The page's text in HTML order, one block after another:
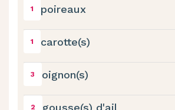
1 poireaux
1 carotte(s)
3 oignon(s)
2 gousse(s) d'ail